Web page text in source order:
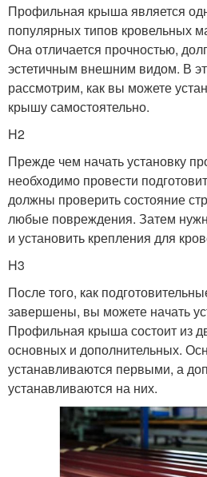
Профильная крыша является
популярных типов кровельных
Она отличается прочностью,
эстетичным внешним видом. В
рассмотрим, как вы можете
крышу самостоятельно.
H2
Прежде чем начать установку
необходимо провести
должны проверить состояние
любые повреждения. Затем
и установить крепления для
H3
После того, как
завершены, вы можете начать
Профильная крыша состоит из
основных и дополнительных.
устанавливаются первыми, а
устанавливаются на них.